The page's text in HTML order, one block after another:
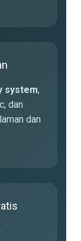
system,
dan
dan